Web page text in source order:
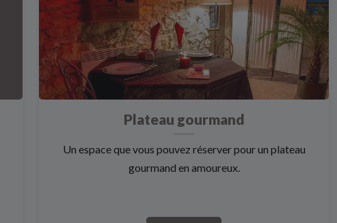
Plateau gourmand
Un espace que vous pouvez réserver pour un plateau
gourmand en amoureux.